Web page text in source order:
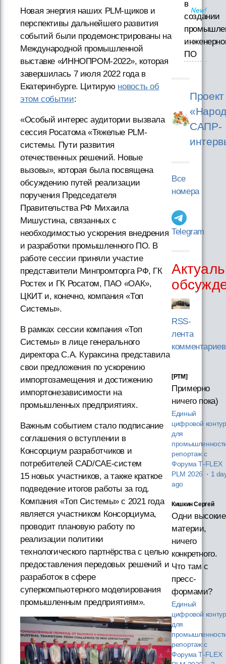
Новая энергия наших PLM-щиков и
перспективы дальнейшего развития
событий были продемонстрированы на
Международной промышленной
выставке «ИННОПРОМ-2022», которая
завершилась 7 июля 2022 года в
Екатеринбурге. Цитирую новость об
этом событии:
«Особый интерес аудитории вызвала
сессия Росатома «Тяжелые PLM-
системы. Пути развития
отечественных решений. Новые
вызовы», которая была посвящена
обсуждению путей реализации
поручения Председателя
Правительства РФ Михаила
Мишустина, связанных с
необходимостью ускорения внедрения
и разработки промышленного ПО. В
работе сессии приняли участие
представители Минпромторга РФ, ГК
Ростех и ГК Росатом, ПАО «ОАК»,
ЦКИТ и, конечно, компания «Топ
Системы».
В рамках сессии компания «Топ
Системы» в лице генерального
директора С.А. Кураксина представила
свои предложения по ускорению
импортозамещения и достижению
импортонезависимости на
промышленных предприятиях.
Важным событием стало подписание
соглашения о вступлении в
Консорциум разработчиков и
потребителей CAD/CAE-систем
15 новых участников, а также краткое
подведение итогов работы за год.
Компания «Топ Системы» с 2021 года
является участником Консорциума,
проводит плановую работу по
реализации политики
технологического партнёрства с целью
предоставления передовых решений и
разработок в сфере
суперкомпьютерного моделирования
промышленным предприятиям».
в
создании
ПО
Проект
САПР-
Все
номера
Telegram
RSS-
лента
комментариев
[PTM]
Примерно
ничего пока)
Единый
цифровой контур
для
репортаж с
Форума T‑FLEX
PLM 2026 · 1
ago
Кишкин Сергей
Одни высокие
материи,
ничего
конкретного.
Что там с
пресс-
формами?
Единый
цифровой контур
для
репортаж с
Форума T‑FLEX